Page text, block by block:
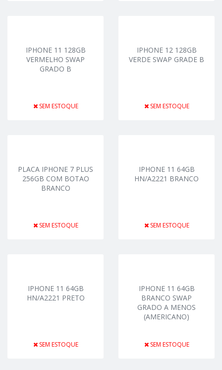
IPHONE 11 128GB
VERMELHO SWAP
GRADO B
SEM ESTOQUE
IPHONE 12 128GB
VERDE SWAP GRADE B
SEM ESTOQUE
PLACA IPHONE 7 PLUS
256GB COM BOTAO
BRANCO
SEM ESTOQUE
IPHONE 11 64GB
HN/A2221 BRANCO
SEM ESTOQUE
IPHONE 11 64GB
HN/A2221 PRETO
SEM ESTOQUE
IPHONE 11 64GB
BRANCO SWAP
GRADO A MENOS
(AMERICANO)
SEM ESTOQUE